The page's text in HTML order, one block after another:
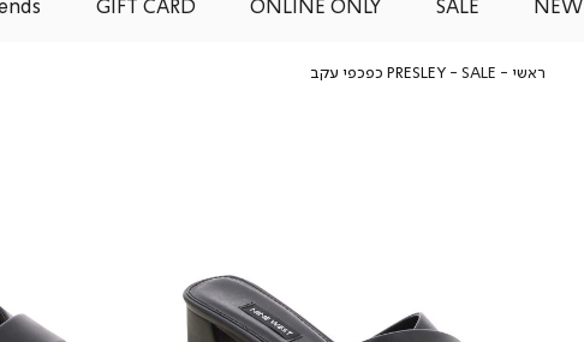
NEW
SALE
ONLINE ONLY
GIFT CARD
ראשי ראשי
SALE
SALE
PRESLEY כפכפי עקב